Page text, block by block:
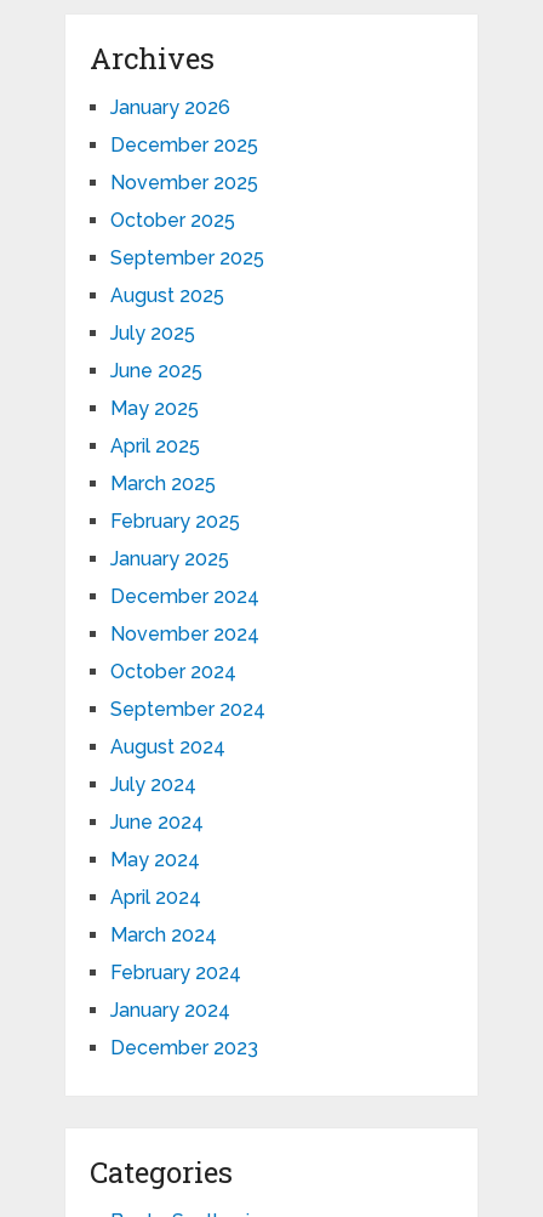
Archives
January 2026
December 2025
November 2025
October 2025
September 2025
August 2025
July 2025
June 2025
May 2025
April 2025
March 2025
February 2025
January 2025
December 2024
November 2024
October 2024
September 2024
August 2024
July 2024
June 2024
May 2024
April 2024
March 2024
February 2024
January 2024
December 2023
Categories